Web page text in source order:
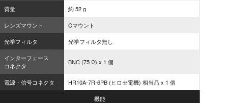
質量
約 52 g
レンズマウント
Cマウント
光学フィルタ
光学フィルタ無し
インターフェース
コネクタ
BNC (75 Ω) x 1 個
電源・信号コネクタ
HR10A-7R-6PB (ヒロセ電機) 相当品 x 1 個
機能